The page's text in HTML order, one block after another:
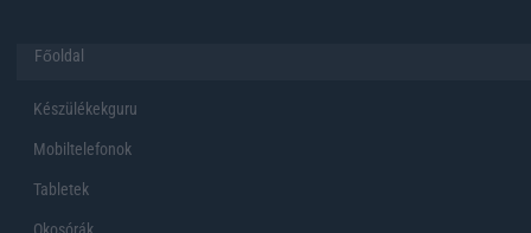
Főoldal
Készülékekguru
Mobiltelefonok
Tabletek
Okosórák